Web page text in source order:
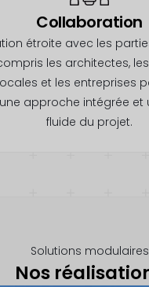
Collaboration
étroite avec les
les architectes,
et les entreprises
approche intégrée et
fluide du projet.
Solutions modulaires
Nos